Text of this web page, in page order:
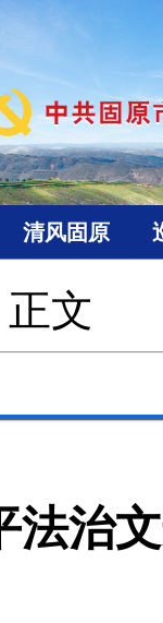
清风固原
正文
法治